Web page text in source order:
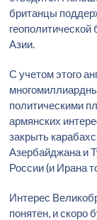
британцы
Азии.
С учетом этого
политическими
армянских
закрыть
Азербайджана и
России (и Ирана
Интерес
понятен, и скоро